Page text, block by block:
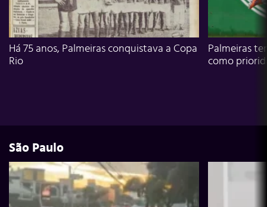
Há 75 anos, Palmeiras conquistava a Copa
Rio
Palmeiras
como
São Paulo